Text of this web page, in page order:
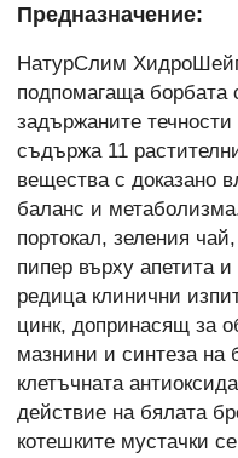
Предназначение:
НатурСлим
подпомагаща борбата
задържаните
съдържа 11
вещества с доказано
баланс и
портокал, зеления
пипер върху апетита и
редица клинични
цинк, допринасящ за
мазнини и синтеза на
клетъчната
действие на бялата
котешките мустачки